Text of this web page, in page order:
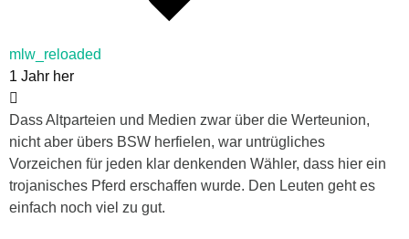
mlw_reloaded
1 Jahr her
Dass Altparteien und Medien zwar über die Werteunion,
nicht aber übers BSW herfielen, war untrügliches
Vorzeichen für jeden klar denkenden Wähler, dass hier ein
trojanisches Pferd erschaffen wurde. Den Leuten geht es
einfach noch viel zu gut.